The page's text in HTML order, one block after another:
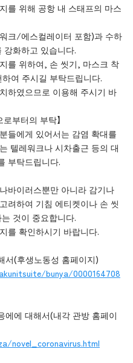
를 위해 공항 내 스태프의 마스
크/에스컬레이터 포함)과 수하
화하고 있습니다.
를 위하여, 손 씻기, 마스크 착
여 주시길 부탁드립니다.
하였으므로 이용해 주시기 바
부터의 부탁】
들에게 있어서는 감염 확대를
텔레워크나 시차출근 등의 대
부탁드립니다.
바이러스뿐만 아니라 감기나
려하여 기침 에티켓이나 손 씻
것이 중요합니다.
를 확인하시기 바랍니다.
서(후생노동성 홈페이지)
bunya/0000164708
에에 대해서(내각 관방 홈페이
novel_coronavirus.html